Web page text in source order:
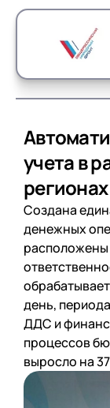
учета в
Создана
денежных
день,
ДДС и
процессов
выросло на